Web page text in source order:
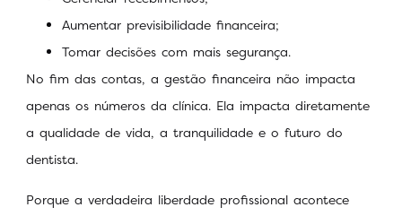
Aumentar previsibilidade financeira;
Tomar decisões com mais segurança.
No fim das contas, a gestão financeira não impacta
apenas os números da clínica. Ela impacta diretamente
a qualidade de vida, a tranquilidade e o futuro do
dentista.
Porque a verdadeira liberdade profissional acontece